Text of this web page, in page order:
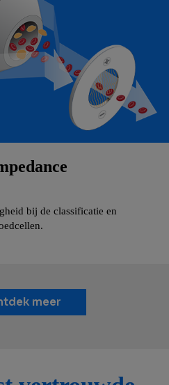
bij de classificatie en
meer